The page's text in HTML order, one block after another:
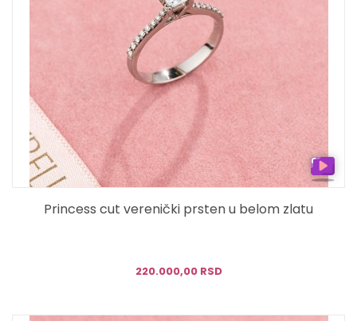
Princess cut verenički prsten u belom zlatu
220.000,00 RSD